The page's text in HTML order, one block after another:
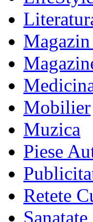
Mobilier
Muzica
Piese
Retete
Sanatate